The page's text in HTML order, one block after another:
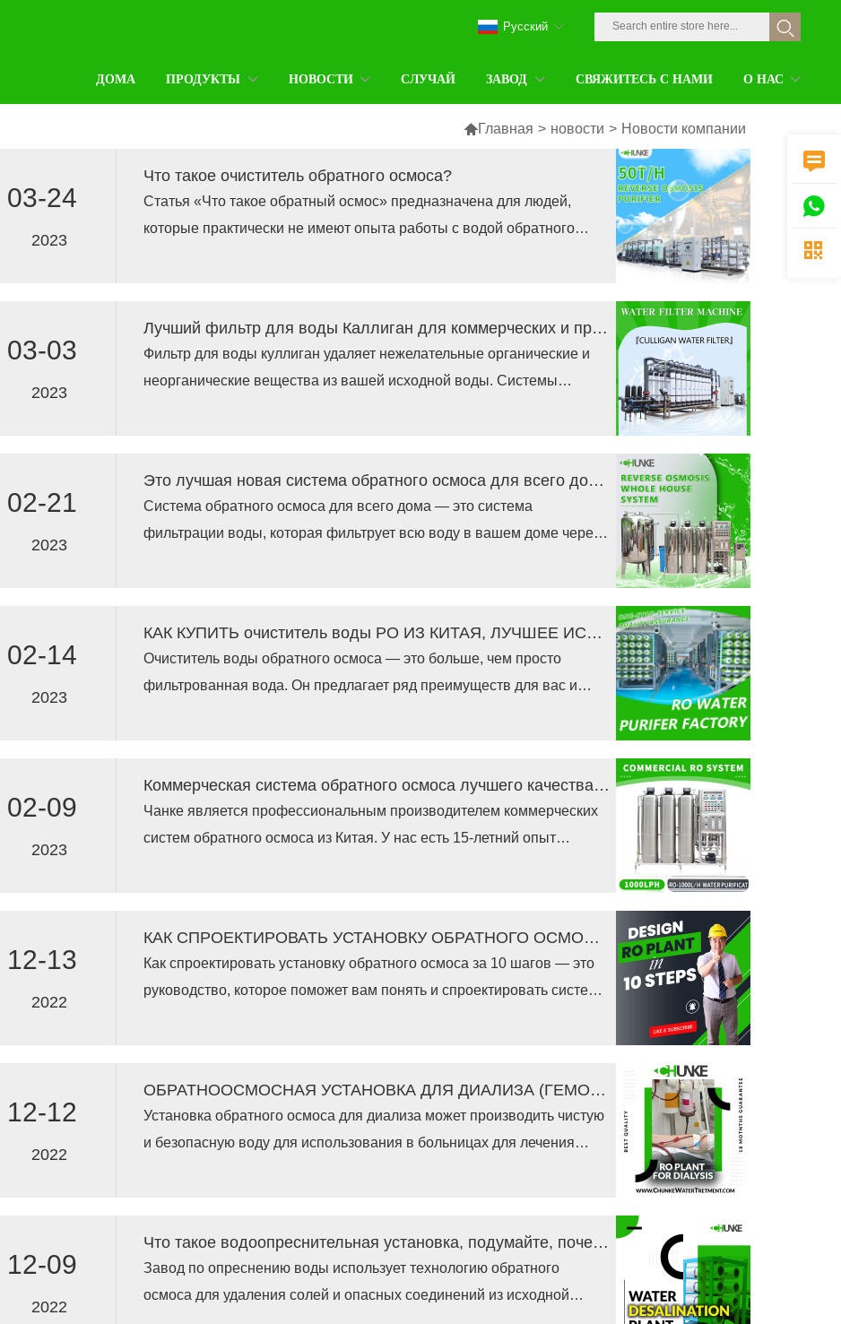
ДОМА ПРОДУКТЫ НОВОСТИ СЛУЧАЙ ЗАВОД СВЯЖИТЕСЬ С НАМИ О НАС
Pусский
Главная > новости > Новости компании
03-24
2023
Что такое очиститель обратного осмоса?
Статья «Что такое обратный осмос» предназначена для людей,
которые практически не имеют опыта работы с водой обратного
03-03
2023
Лучший фильтр для воды Каллиган для коммерческих и промышленных технологий
Фильтр для воды куллиган удаляет нежелательные органические и
неорганические вещества из вашей исходной воды. Системы
осмос, ультрафильтрация, электродеионизация и их комбинация для
получения фильтрованной воды.
02-21
2023
Это лучшая новая система обратного осмоса для всего дома?
Система обратного осмоса для всего дома — это система
фильтрации воды, которая фильтрует всю воду в вашем доме через
02-14
2023
КАК КУПИТЬ очиститель воды РО ИЗ КИТАЯ, ЛУЧШЕЕ ИССЛЕДОВАНИЕ
Очиститель воды обратного осмоса — это больше, чем просто
фильтрованная вода. Он предлагает ряд преимуществ для вас и
влияние на окружающую среду и сокращение ваших домашних
расходов.
02-09
2023
Коммерческая система обратного осмоса лучшего качества от эксперта в Китае
Чанке является профессиональным производителем коммерческих
систем обратного осмоса из Китая. У нас есть 15-летний опыт
12-13
2022
КАК СПРОЕКТИРОВАТЬ УСТАНОВКУ ОБРАТНОГО ОСМОСА ЗА 10 ШАГОВ
Как спроектировать установку обратного осмоса за 10 шагов — это
руководство, которое поможет вам понять и спроектировать систему
12-12
2022
ОБРАТНООСМОСНАЯ УСТАНОВКА ДЛЯ ДИАЛИЗА (ГЕМОДИАЛИЗА)
Установка обратного осмоса для диализа может производить чистую
и безопасную воду для использования в больницах для лечения
12-09
2022
Что такое водоопреснительная установка, подумайте, почему это важно?
Завод по опреснению воды использует технологию обратного
осмоса для удаления солей и опасных соединений из исходной


